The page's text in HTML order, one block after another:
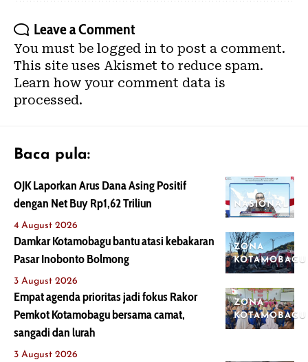
Leave a Comment
You must be logged in to post a comment.
This site uses Akismet to reduce spam.
Learn how your comment data is
processed.
Baca pula:
NASIONAL
OJK Laporkan Arus Dana Asing Positif
dengan Net Buy Rp1,62 Triliun
4 August 2026
ZONA
KOTAMOBAGU
Damkar Kotamobagu bantu atasi kebakaran
Pasar Inobonto Bolmong
3 August 2026
ZONA
KOTAMOBAGU
Empat agenda prioritas jadi fokus Rakor
Pemkot Kotamobagu bersama camat,
sangadi dan lurah
3 August 2026